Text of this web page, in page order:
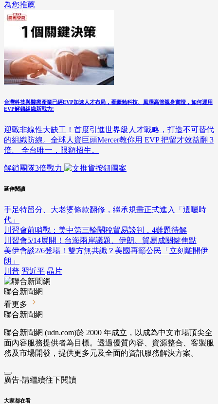
為您推薦
台灣科技與醫療產業已經EVP加速人才布局，看豪勉科技、風澤高管親身實證，如何運用
EVP解鎖組織新戰力!
迎戰非線性大缺工！首度引進世界級人才戰略，打造不可替代
的組織防線。全球人資巨頭Mercer教你用 EVP 把留才效益翻 3
倍。 全台唯一，限額招生。
解鎖團隊3倍戰力
延伸閱讀
手足特留分、大老婆條款翻修，繼承規畫正式進入「遺囑時
代」
川習會前哨戰：美中第三輪關稅貿易談判，4難題待解
川習會5/14展開！台海兩岸議題、伊朗、貿易成關鍵焦點
美伊會談2/6登場！雙方無共識？美國再籲公民「立刻離開伊
朗」
川普 習近平 晶片
聯合新聞網
看更多
聯合新聞網
聯合新聞網 (udn.com)於 2000 年成立，以成為中文市場頂尖全
面內容服務提供者為目標。透過優質內容、資源整合、客製服
務及市場開發，提供更多元及全面的資訊服務解決方案。
廣告-請繼續往下閱讀
大家都在看